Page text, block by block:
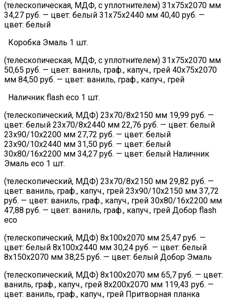
(телескопическая, МДФ, с уплотнителем) 31х75х2070 мм
34,27 руб. — цвет: белый 31х75х2440 мм 40,40 руб. —
цвет: белый
Коробка Эмаль 1 шт.
(телескопическая, МДФ, с уплотнителем) 31х75х2070 мм
50,65 руб. — цвет: ваниль, граф., капуч., грей 40х75х2070
мм 84,50 руб. — цвет: ваниль, граф., капуч., грей
Наличник flash eco 1 шт.
(телескопический, МДФ) 23х70/8х2150 мм 19,99 руб. —
цвет: белый 23х70/8х2440 мм 22,76 руб. — цвет: белый
23х90/10х2200 мм 27,72 руб. — цвет: белый
23х90/10х2440 мм 31,50 руб. — цвет: белый
30х80/16х2200 мм 34,27 руб. — цвет: белый Наличник
Эмаль eco 1 шт.
(телескопический, МДФ) 23х70/8х2150 мм 29,82 руб. —
цвет: ваниль, граф., капуч., грей 23х90/10х2150 мм 37,72
руб. — цвет: ваниль, граф., капуч., грей 30х80/16х2200 мм
47,88 руб. — цвет: ваниль, граф., капуч., грей Добор flash
eco
(телескопический, МДФ) 8х100х2070 мм 25,47 руб. —
цвет: белый 8х100х2440 мм 30,24 руб. — цвет: белый
8х150х2070 мм 38,25 руб. — цвет: белый Добор Эмаль
(телескопический, МДФ) 8х100х2070 мм 65,7 руб. — цвет:
ваниль, граф., капуч., грей 8х200х2070 мм 119,43 руб. —
цвет: ваниль, граф., капуч., грей Притворная планка